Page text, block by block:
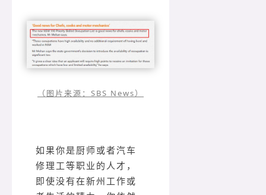
（图片来源：SBS News）
如果你是厨师或者汽车
修理工等职业的人才，
即使没有在新州工作或